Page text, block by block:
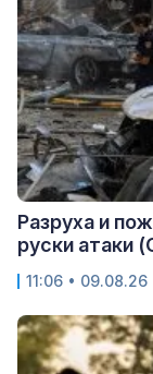
Разруха и
руски атаки
11:06 • 09.08.26